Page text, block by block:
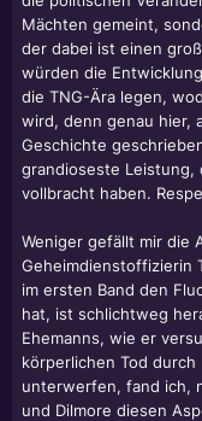
Mächten gemeint,
der dabei ist einen
würden die
die TNG-Ära legen,
wird, denn genau hier,
Geschichte
grandioseste Leistung,
vollbracht haben.
Weniger gefällt mir die
Geheimdienstoffizierin
im ersten Band den
hat, ist schlichtweg
Ehemanns, wie er
körperlichen Tod durch
unterwerfen, fand ich,
und Dilmore diesen